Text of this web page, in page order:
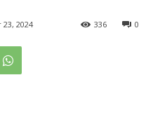
2024 0
336